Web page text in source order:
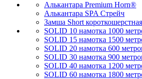
Алькантара Premium Horn®
Алькантара SPA Стрейч
Замша Short короткошерстная
SOLID 10 намотка 1000
SOLID 15 намотка 1500
SOLID 20 намотка 600
SOLID 30 намотка 900
SOLID 40 намотка 1200
SOLID 60 намотка 1800